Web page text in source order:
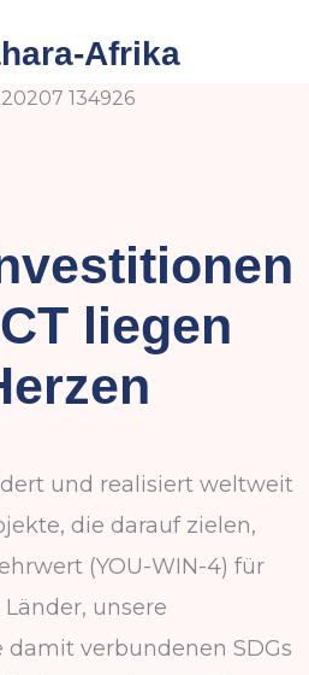
Afrika
liegen
und realisiert weltweit
die darauf zielen,
(YOU-WIN-4) für
unsere
damit verbundenen SDGs